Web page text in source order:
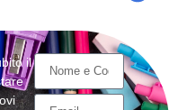
il